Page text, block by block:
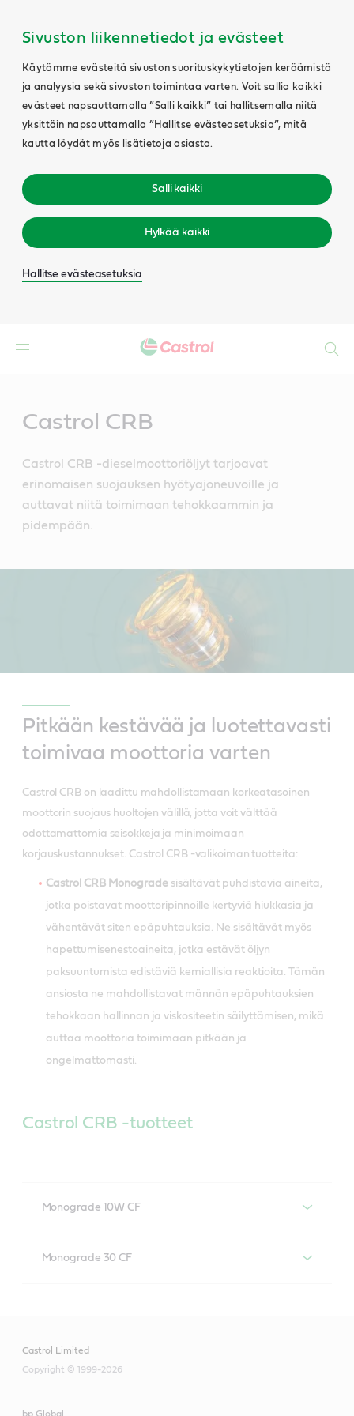
Sivuston liikennetiedot ja evästeet
Käytämme evästeitä sivuston suorituskykytietojen keräämistä
ja analyysia sekä sivuston toimintaa varten. Voit sallia kaikki
evästeet napsauttamalla ”Salli kaikki” tai hallitsemalla niitä
yksittäin napsauttamalla ”Hallitse evästeasetuksia”, mitä
kautta löydät myös lisätietoja asiasta.
Salli kaikki
Hylkää kaikki
Hallitse evästeasetuksia
Castrol CRB
Castrol CRB -dieselmoottoriöljyt tarjoavat
erinomaisen suojauksen hyötyajoneuvoille ja
auttavat niitä toimimaan tehokkaammin ja
pidempään.
Pitkään kestävää ja luotettavasti
toimivaa moottoria varten
Castrol CRB on laadittu mahdollistamaan korkeatasoinen
moottorin suojaus huoltojen välillä, jotta voit välttää
odottamattomia seisokkeja ja minimoimaan
korjauskustannukset. Castrol CRB -valikoiman tuotteita:
Castrol CRB Monograde sisältävät puhdistavia aineita,
jotka poistavat moottoripinnoille kertyviä hiukkasia ja
vähentävät siten epäpuhtauksia. Ne sisältävät myös
hapettumisenestoaineita, jotka estävät öljyn
paksuuntumista edistäviä kemiallisia reaktioita. Tämän
ansiosta ne mahdollistavat männän epäpuhtauksien
tehokkaan hallinnan ja viskositeetin säilyttämisen, mikä
auttaa moottoria toimimaan pitkään ja
ongelmattomasti.
Castrol CRB -tuotteet
Monograde 10W CF
Monograde 30 CF
Castrol Limited
Copyright © 1999-2026
bp Global